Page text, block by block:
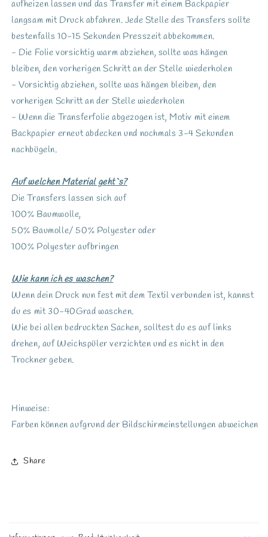
aufheizen lassen und das Transfer mit einem Backpapier
langsam mit Druck abfahren. Jede Stelle des Transfers sollte
bestenfalls 10-15 Sekunden Presszeit abbekommen.
- Die Folie vorsichtig warm abziehen, sollte was hängen
bleiben, den vorherigen Schritt an der Stelle wiederholen
- Vorsichtig abziehen, sollte was hängen bleiben, den
vorherigen Schritt an der Stelle wiederholen
- Wenn die Transferfolie abgezogen ist, Motiv mit einem
Backpapier erneut abdecken und nochmals 3-4 Sekunden
nachbügeln.
Auf welchen Material geht`s?
Die Transfers lassen sich auf
100% Baumwolle,
50% Baumolle/ 50% Polyester oder
100% Polyester aufbringen
Wie kann ich es waschen?
Wenn dein Druck nun fest mit dem Textil verbunden ist, kannst
du es mit 30-40Grad waschen.
Wie bei allen bedruckten Sachen, solltest du es auf links
drehen, auf Weichspüler verzichten und es nicht in den
Trockner geben.
Hinweise:
Farben können aufgrund der Bildschirmeinstellungen abweichen
Share
i